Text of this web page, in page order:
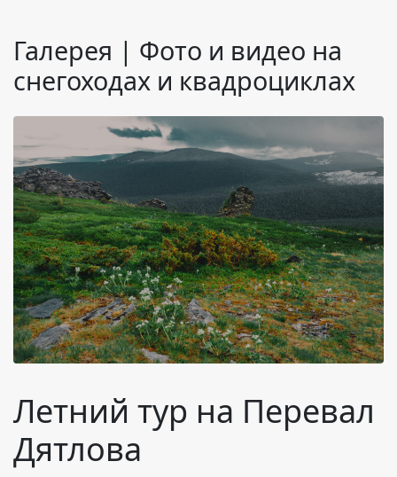
Ленина 52
+7 (912) 279 67 96
shatuny96@yandex.ru
Галерея | Фото и видео на
снегоходах и квадроциклах
Летний тур на Перевал
Дятлова